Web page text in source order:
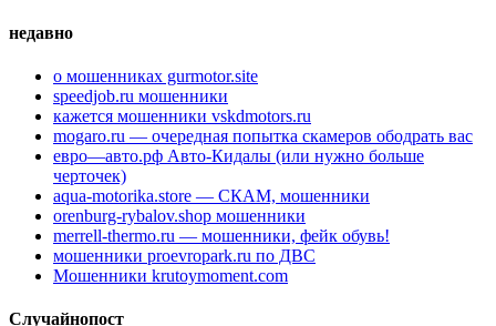
недавно
о мошенниках gurmotor.site
speedjob.ru мошенники
кажется мошенники vskdmotors.ru
mogaro.ru — очередная попытка скамеров ободрать вас
евро—авто.рф Авто-Кидалы (или нужно больше
черточек)
aqua-motorika.store — СКАМ, мошенники
orenburg-rybalov.shop мошенники
merrell-thermo.ru — мошенники, фейк обувь!
мошенники proevropark.ru по ДВС
Мошенники krutoymoment.com
Случайнопост